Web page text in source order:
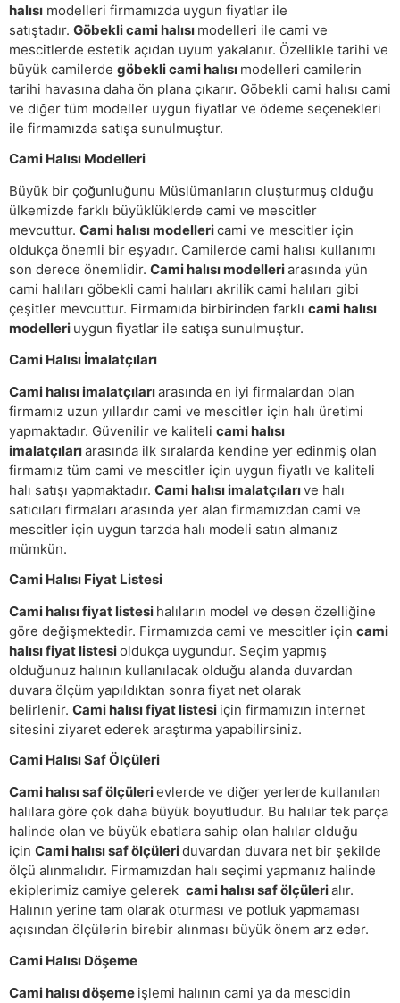
halısı modelleri firmamızda uygun fiyatlar ile
satıştadır. Göbekli cami halısı modelleri ile cami ve
mescitlerde estetik açıdan uyum yakalanır. Özellikle tarihi ve
büyük camilerde göbekli cami halısı modelleri camilerin
tarihi havasına daha ön plana çıkarır. Göbekli cami halısı cami
ve diğer tüm modeller uygun fiyatlar ve ödeme seçenekleri
ile firmamızda satışa sunulmuştur.
Cami Halısı Modelleri
Büyük bir çoğunluğunu Müslümanların oluşturmuş olduğu
ülkemizde farklı büyüklüklerde cami ve mescitler
mevcuttur. Cami halısı modellericami ve mescitler için
oldukça önemli bir eşyadır. Camilerde cami halısı kullanımı
son derece önemlidir. Cami halısı modelleriarasında yün
cami halıları göbekli cami halıları akrilik cami halıları gibi
çeşitler mevcuttur. Firmamıda birbirinden farklı cami halısı
modelleri uygun fiyatlar ile satışa sunulmuştur.
Cami Halısı İmalatçıları
Cami halısı imalatçılarıarasında en iyi firmalardan olan
firmamız uzun yıllardır cami ve mescitler için halı üretimi
yapmaktadır. Güvenilir ve kaliteli cami halısı
imalatçılarıarasında ilk sıralarda kendine yer edinmiş olan
firmamız tüm cami ve mescitler için uygun fiyatlı ve kaliteli
halı satışı yapmaktadır. Cami halısı imalatçılarıve halı
satıcıları firmaları arasında yer alan firmamızdan cami ve
mescitler için uygun tarzda halı modeli satın almanız
mümkün.
Cami Halısı Fiyat Listesi
Cami halısı fiyat listesi halıların model ve desen özelliğine
göre değişmektedir. Firmamızda cami ve mescitler için cami
halısı fiyat listesioldukça uygundur. Seçim yapmış
olduğunuz halının kullanılacak olduğu alanda duvardan
duvara ölçüm yapıldıktan sonra fiyat net olarak
belirlenir. Cami halısı fiyat listesi için firmamızın internet
sitesini ziyaret ederek araştırma yapabilirsiniz.
Cami Halısı Saf Ölçüleri
Cami halısı saf ölçülerievlerde ve diğer yerlerde kullanılan
halılara göre çok daha büyük boyutludur. Bu halılar tek parça
halinde olan ve büyük ebatlara sahip olan halılar olduğu
için Cami halısı saf ölçüleriduvardan duvara net bir şekilde
ölçü alınmalıdır. Firmamızdan halı seçimi yapmanız halinde
ekiplerimiz camiye gelerek cami halısı saf ölçülerialır.
Halının yerine tam olarak oturması ve potluk yapmaması
açısından ölçülerin birebir alınması büyük önem arz eder.
Cami Halısı Döşeme
Cami halısı döşeme işlemi halının cami ya da mescidin